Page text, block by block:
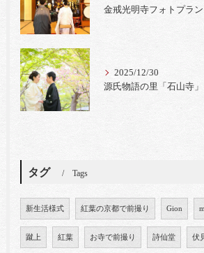
金戒光明寺フォトプラン
2025/12/30
源氏物語の里「石山寺」
タグ Tags
新生活様式 紅葉の京都で前撮り Gion
蹴上 紅葉 お寺で前撮り 詩仙堂 伏